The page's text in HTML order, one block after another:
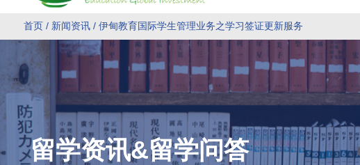
首页/ 新闻资讯/ 伊甸教育国际学生管理业务之学习签证更新服务
留学资讯&留学问答